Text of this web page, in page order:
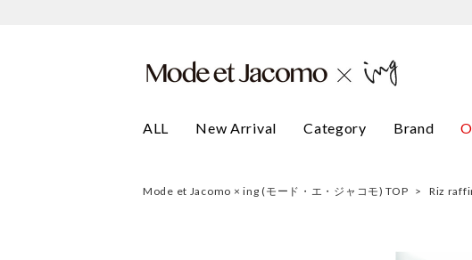
ALL New Arrival Category Brand
Mode et Jacomo × ing (モード・エ・ジャコモ) TOP > Riz